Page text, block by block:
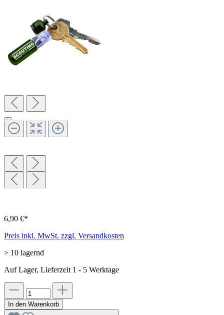
6,90 €*
Preis inkl. MwSt. zzgl. Versandkosten
> 10 lagernd
Auf Lager, Lieferzeit 1 - 5 Werktage
In den Warenkorb